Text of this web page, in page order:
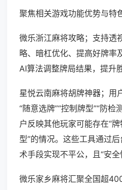
聚焦相关游戏功能优势与特
微乐浙江麻将攻略；支持透
略、暗杠优化、提高好牌率
AI算法调整牌局结果，提升
星悦云南麻将胡牌神器；用
“随意选牌”“控制牌型”“防检
户反映其他玩家可能存在“
型”的情况。这些工具通过
术手段实现不平公，且“安全
微乐家乡麻将汇聚全国超